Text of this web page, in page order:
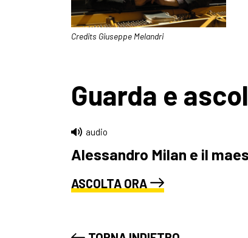
Credits Giuseppe Melandri
Guarda e
audio
Alessandro Milan e il
ASCOLTA ORA